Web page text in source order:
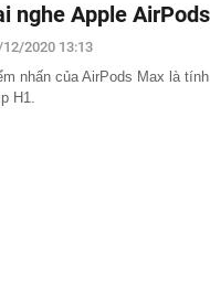
nghe Apple
12/2020 13:13
nhấn của AirPods Max là
H1.